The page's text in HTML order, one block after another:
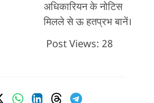
अधिकारियन के नोटिस
मिलले से ऊ हतप्रभ बानें।
Post Views: 28